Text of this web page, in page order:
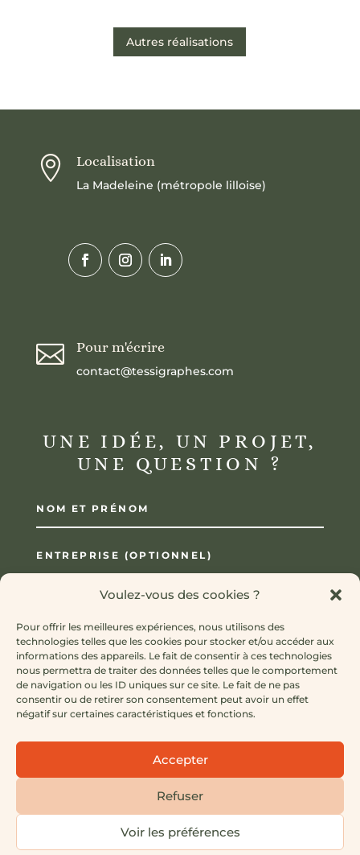
Voulez-vous des cookies ?
Pour offrir les meilleures expériences, nous utilisons des
technologies telles que les cookies pour stocker et/ou accéder aux
informations des appareils. Le fait de consentir à ces technologies
nous permettra de traiter des données telles que le comportement
de navigation ou les ID uniques sur ce site. Le fait de ne pas
consentir ou de retirer son consentement peut avoir un effet
négatif sur certaines caractéristiques et fonctions.
Accepter
Refuser
Voir les préférences
Autres réalisations
 Localisation
La Madeleine (métropole lilloise)
 Pour m'écrire
contact@tessigraphes.com
UNE IDÉE, UN PROJET,
UNE QUESTION ?